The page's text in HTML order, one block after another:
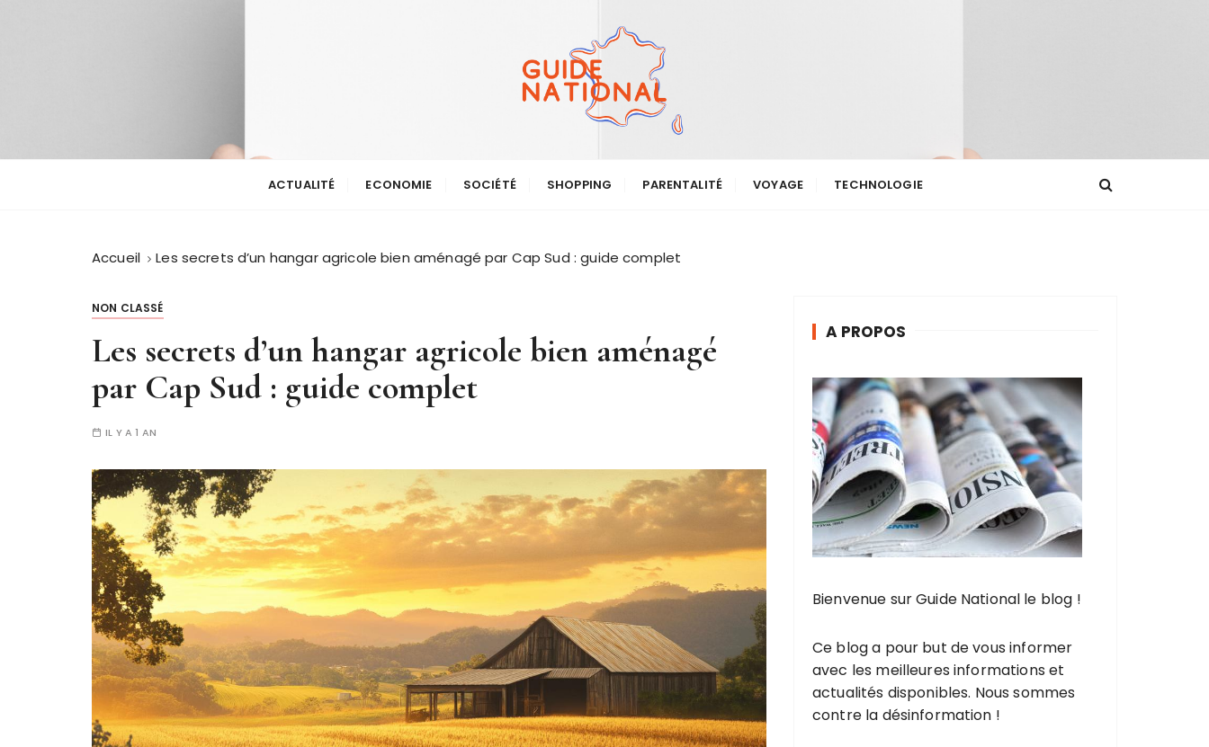
Guide national
Le guide de la bonne actualité
ACTUALITÉ ECONOMIE SOCIÉTÉ SHOPPING PARENTALITÉ VOYAGE TECHNOLOGIE
Accueil Les secrets d’un hangar agricole bien aménagé par Cap Sud : guide complet
NON CLASSÉ
Les secrets d’un hangar agricole bien aménagé
par Cap Sud : guide complet
IL Y A 1 AN
A PROPOS
Bienvenue sur Guide National le blog !
Ce bloga pour but de vous informer
avec les meilleures informations et
actualités disponibles. Nous sommes
contre la désinformation !